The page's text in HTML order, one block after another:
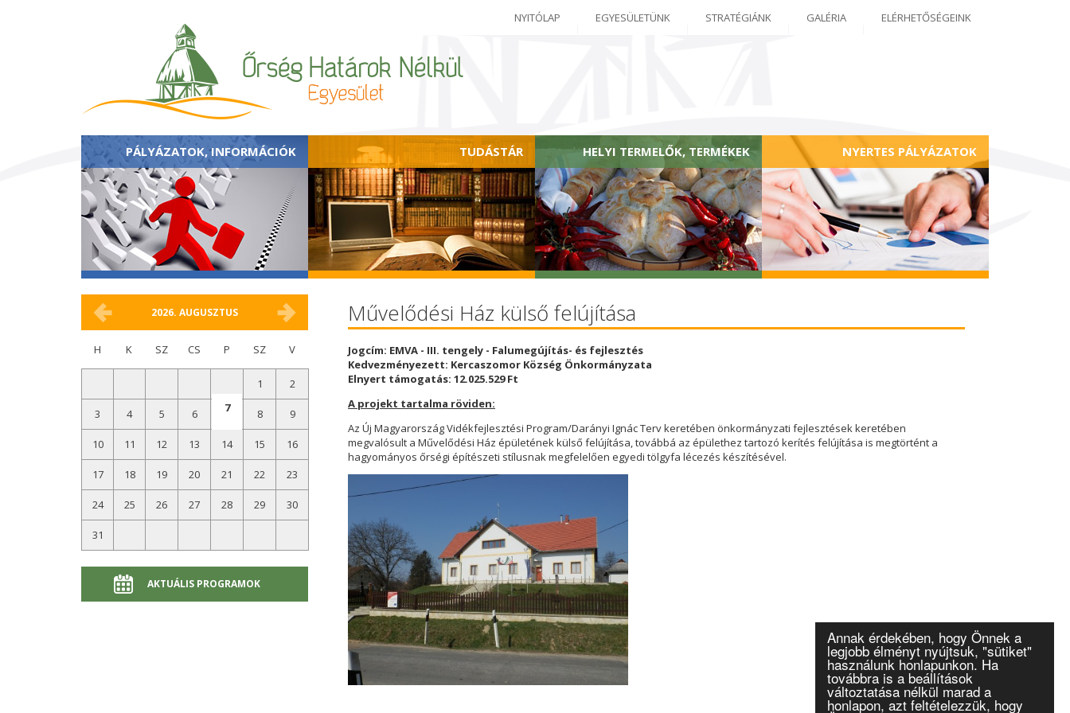
Annak érdekében, hogy Önnek a
legjobb élményt nyújtsuk, "sütiket"
használunk honlapunkon. Ha
továbbra is a beállítások
változtatása nélkül marad a
honlapon, azt feltételezzük, hogy
NYITÓLAP EGYESÜLETÜNK STRATÉGIÁNK GALÉRIA ELÉRHETŐSÉGEINK
PÁLYÁZATOK, INFORMÁCIÓK TUDÁSTÁR HELYI TERMELŐK, TERMÉKEK NYERTES PÁLYÁZATOK
2026. AUGUSZTUS
H K SZ CS P SZ V
1 2
3 4 5 6 7 8 9
10 11 12 13 14 15 16
17 18 19 20 21 22 23
24 25 26 27 28 29 30
31
AKTUÁLIS PROGRAMOK
Művelődési Ház külső felújítása
Jogcím: EMVA - III. tengely - Falumegújítás- és fejlesztés
Kedvezményezett: Kercaszomor Község Önkormányzata
Elnyert támogatás: 12.025.529 Ft
A projekt tartalma röviden:
Az Új Magyarország Vidékfejlesztési Program/Darányi Ignác Terv keretében önkormányzati fejlesztések keretében
megvalósult a Művelődési Ház épületének külső felújítása, továbbá az épülethez tartozó kerítés felújítása is megtörtént a
hagyományos őrségi építészeti stílusnak megfelelően egyedi tölgyfa lécezés készítésével.